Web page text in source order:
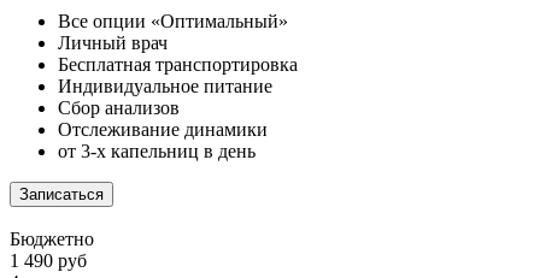
Все опции «Оптимальный»
Личный врач
Бесплатная транспортировка
Индивидуальное питание
Сбор анализов
Отслеживание динамики
от 3-х капельниц в день
Записаться
Бюджетно
1 490 руб